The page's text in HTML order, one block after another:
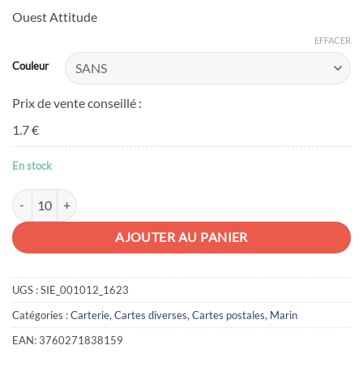
Ouest Attitude
Couleur
EFFACER
Prix de vente conseillé :
1.7 €
En stock
quantité de Carte Ouest is the best
AJOUTER AU PANIER
UGS :SIE_001012_1623
Catégories :Carterie, Cartes diverses, Cartes postales, Marin
EAN:3760271838159